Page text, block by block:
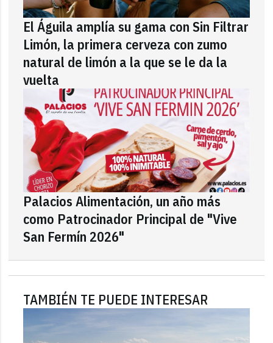
El Águila amplía su gama con Sin Filtrar
Limón, la primera cerveza con zumo
natural de limón a la que se le da la
vuelta
Palacios Alimentación, un año más
como Patrocinador Principal de "Vive
San Fermín 2026"
TAMBIÉN TE PUEDE INTERESAR